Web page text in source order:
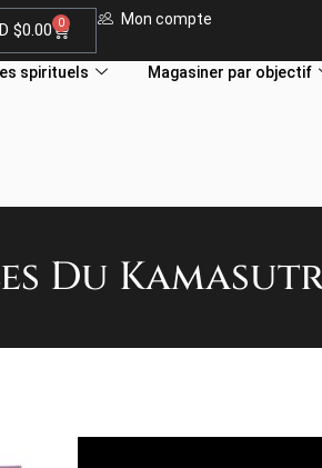
$0.00 0 Mon compte
spirituels Magasiner par objectif
Du